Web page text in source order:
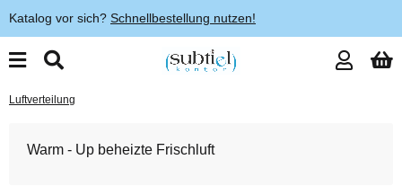
Katalog vor sich? Schnellbestellung nutzen!
Luftverteilung
Warm - Up beheizte Frischluft